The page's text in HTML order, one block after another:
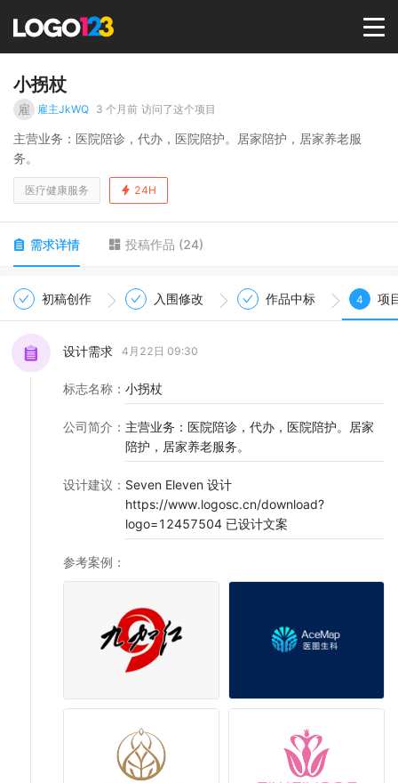
选择套餐→
商标版权
LOGO
登录 / 注册
小拐杖
雇 雇主JkWQ 3 个月前 访问了这个项目
主营业务：医院陪诊，代办，医院陪护。居家陪护，居家养老服
务。
医疗健康服务 24H
需求详情 投稿作品 (24)
初稿创作 入围修改 作品中标 4 项
设计需求 4月22日 09:30
标志名称 ： 小拐杖
公司简介 ： 主营业务：医院陪诊，代办，医院陪护。居家
陪护，居家养老服务。
设计建议 ： Seven Eleven 设计
https://www.logosc.cn/download?
logo=12457504 已设计文案
参考案例 ：